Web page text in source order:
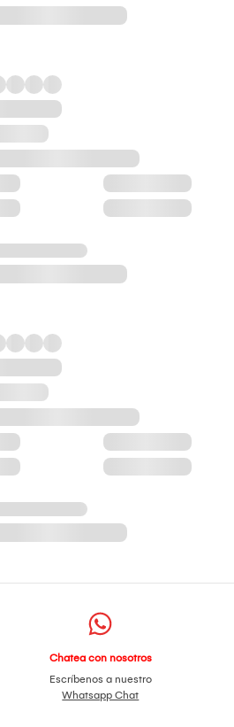
Chatea con nosotros
Escríbenos a nuestro
Whatsapp Chat